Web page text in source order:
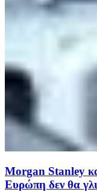
Morgan Stanley
Ευρώπη δεν θα